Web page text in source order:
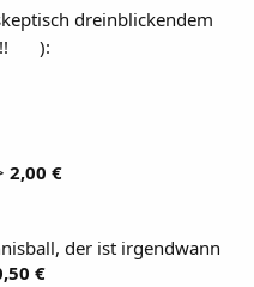
dreinblickendem
):
2,00 €
der ist irgendwann
€